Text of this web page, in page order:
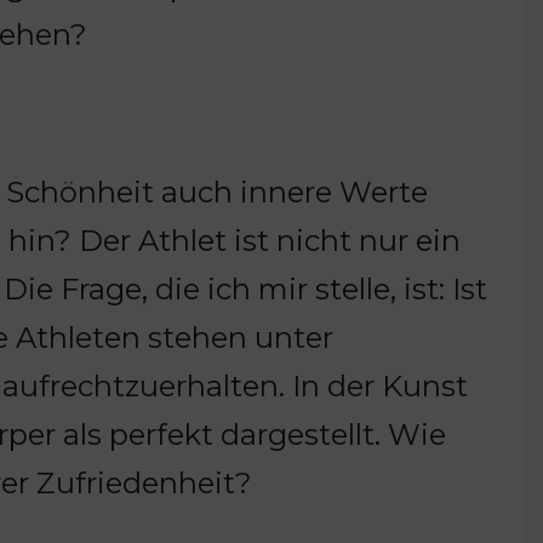
Schönheit auch innere Werte
hin? Der Athlet ist nicht nur ein
Frage, die ich mir stelle, ist: Ist
Athleten stehen unter
In der Kunst
als perfekt dargestellt. Wie
Zufriedenheit?